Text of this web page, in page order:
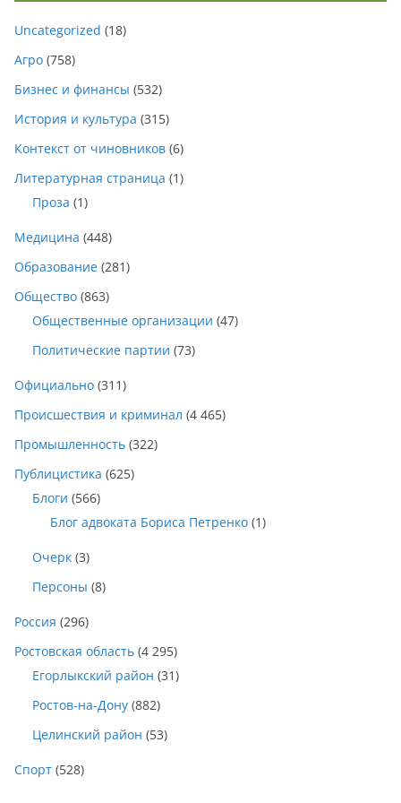
Uncategorized (18)
Агро (758)
Бизнес и финансы (532)
История и культура (315)
Контекст от чиновников (6)
Литературная страница (1)
Проза (1)
Медицина (448)
Образование (281)
Общество (863)
Общественные организации (47)
Политические партии (73)
Официально (311)
Происшествия и криминал (4 465)
Промышленность (322)
Публицистика (625)
Блоги (566)
Блог адвоката Бориса Петренко (1)
Очерк (3)
Персоны (8)
Россия (296)
Ростовская область (4 295)
Егорлыкский район (31)
Ростов-на-Дону (882)
Целинский район (53)
Спорт (528)